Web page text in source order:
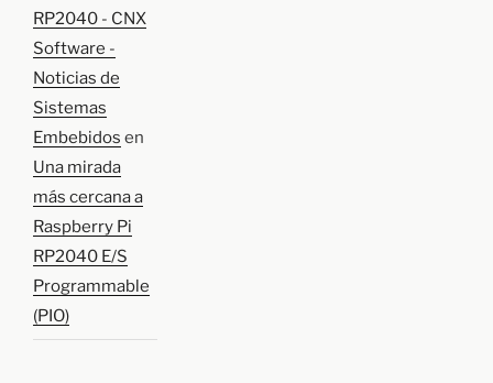
RP2040 - CNX
Software -
Noticias de
Sistemas
Embebidos en
Una mirada
más cercana a
Raspberry Pi
RP2040 E/S
Programmable
(PIO)